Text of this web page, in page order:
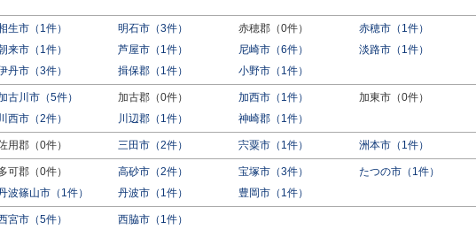
生市（1件） 明石市（3件） 赤穂郡（0件）
赤穂市（1件）
来市（1件）
芦屋市（1件） 尼崎市（6件）
淡路市（1件）
丹市（3件）
揖保郡（1件） 小野市（1件）
古川市（5件） 加古郡（0件） 加西市（1件）
加東市（0件）
川西市（2件）
川辺郡（1件） 神崎郡（1件）
用郡（0件） 三田市（2件） 宍粟市（1件） 洲本市（1件）
可郡（0件） 高砂市（2件） 宝塚市（3件）
たつの市（1件）
波篠山市（1件）
丹波市（1件） 豊岡市（1件）
宮市（5件） 西脇市（1件）